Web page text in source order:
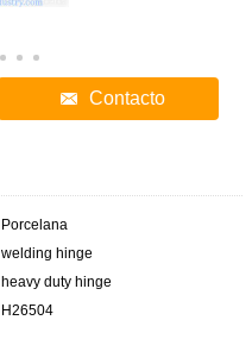
Contacto
Porcelana
welding hinge
heavy duty hinge
H26504